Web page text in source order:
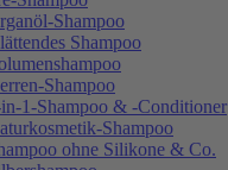
Shampoo
Shampoo
Shampoo
1-Shampoo & -Conditioner
Shampoo
ohne Silikone & Co.